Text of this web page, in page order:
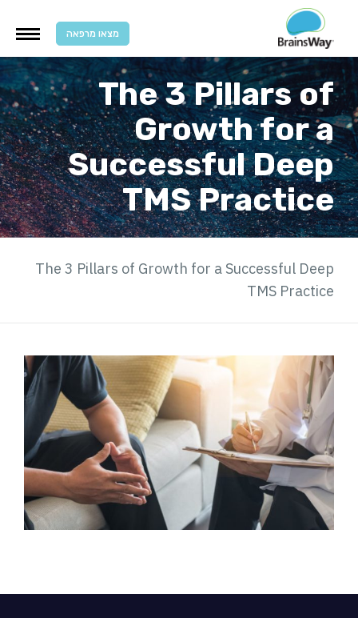
מצאו מרפאה
The 3 Pillars of
Growth for a
Successful Deep
TMS Practice
The 3 Pillars of Growth for a Successful Deep
TMS Practice